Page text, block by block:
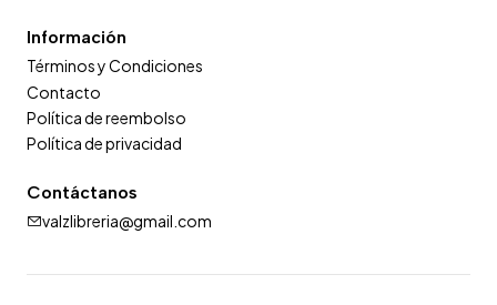
Información
Términos y Condiciones
Contacto
Política de reembolso
Política de privacidad
Contáctanos
valzlibreria@gmail.com